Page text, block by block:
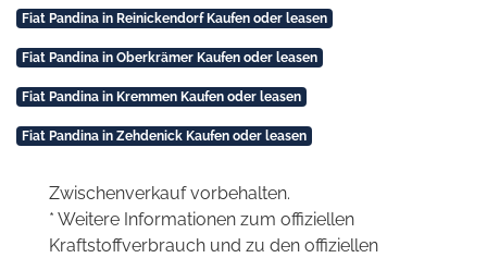
Fiat Pandina in Reinickendorf Kaufen oder leasen
Fiat Pandina in Oberkrämer Kaufen oder leasen
Fiat Pandina in Kremmen Kaufen oder leasen
Fiat Pandina in Zehdenick Kaufen oder leasen
Zwischenverkauf vorbehalten.
* Weitere Informationen zum offiziellen
Kraftstoffverbrauch und zu den offiziellen